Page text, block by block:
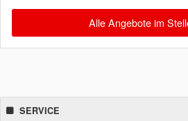
Alle Angebote im
SERVICE